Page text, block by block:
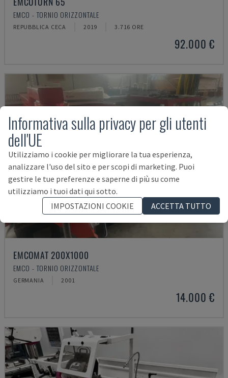
EMCO - TORNIO ORIZZONTALE
REPUBBLICA CECA 2019 3.716 ORE
92.000 €
EMCOMAT 200X1000
EMCO - TORNIO ORIZZONTALE
GERMANIA 2001
14.000 €
Informativa sulla privacy per gli utenti
dell'UE
Utilizziamo i cookie per migliorare la tua esperienza,
analizzare l'uso del sito e per scopi di marketing. Puoi
gestire le tue preferenze e saperne di più su come
utilizziamo i tuoi dati qui sotto.
IMPOSTAZIONI COOKIE
ACCETTA TUTTO